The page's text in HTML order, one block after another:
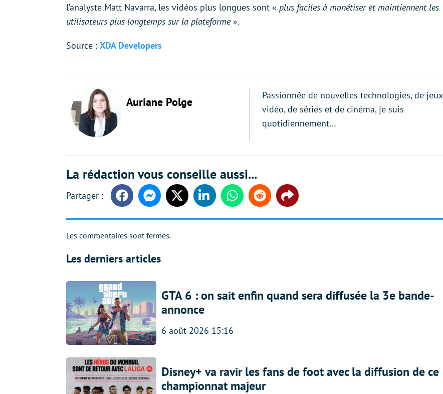
l’analyste Matt Navarra, les vidéos plus longues sont « plus faciles à monétiser et maintiennent les
utilisateurs plus longtemps sur la plateforme».
Source : XDA Developers
Auriane Polge
Passionnée de nouvelles technologies, de jeux
vidéo, de séries et de cinéma, je suis
quotidiennement…
La rédaction vous conseille aussi...
FacebookMessengerTwitter LinkedinWhatsappReddit Share
Les commentaires sont fermés.
Les derniers articles
GTA 6 : on sait enfin quand sera diffusée la 3e bande-
annonce
6 août 2026 15:16
Disney+ va ravir les fans de foot avec la diffusion de ce
championnat majeur